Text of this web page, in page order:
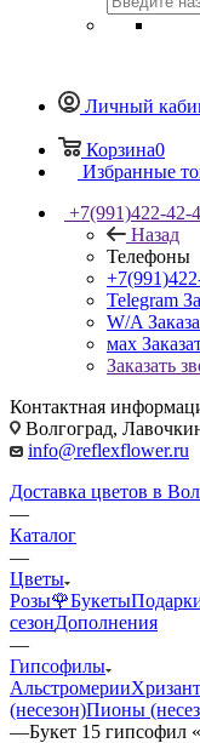
Личный
Корзина0
Избранные
+7(991)422-42-
Назад
Телефоны
Telegram
W/A
мах
Заказать
Контактная
Волгоград,
info@reflexflower.ru
Доставка цветов в
—
Каталог
—
Цветы
Розы🌹Букеты
сезонДополнения
—
Гипсофилы
Альстромерии
(несезон)Пионы
—Букет 15 гипсофил